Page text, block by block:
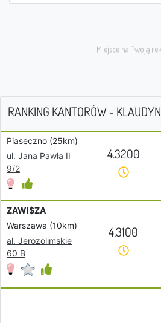
RANKING KANTORÓW - KLAUDYN
Piaseczno (25km)
ul. Jana Pawła II
9/2
4.3200
ZAWI$ZA
Warszawa (10km)
al. Jerozolimskie
60 B
4.3100